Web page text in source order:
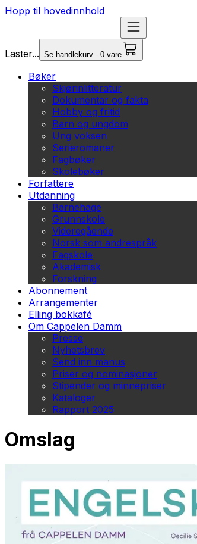
Hopp til hovedinnhold
Laster... Se handlekurv - 0 vare
Bøker
Skjønnlitteratur
Dokumentar og fakta
Hobby og fritid
Barn og ungdom
Ung voksen
Serieromaner
Fagbøker
Skolebøker
Forfattere
Utdanning
Barnehage
Grunnskole
Videregående
Norsk som andrespråk
Fagskole
Akademisk
Forskning
Abonnement
Arrangementer
Elling bokkafé
Om Cappelen Damm
Presse
Nyhetsbrev
Send inn manus
Priser og nominasjoner
Stipender og minnepriser
Kataloger
Rapport 2025
Omslag